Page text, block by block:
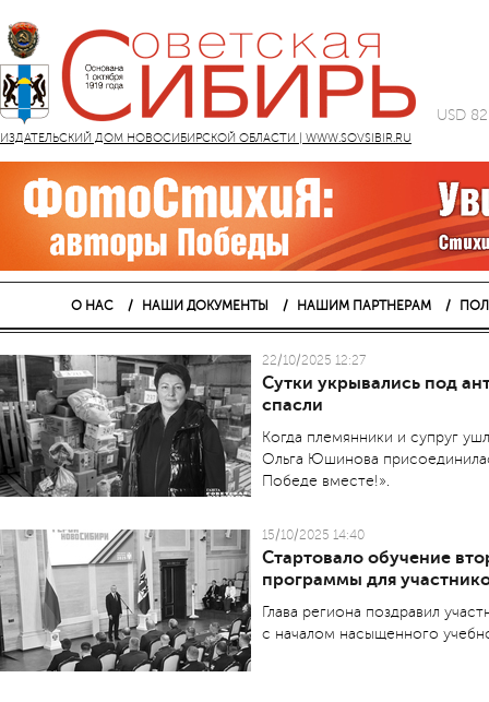
ИЗДАТЕЛЬСКИЙ ДОМ НОВОСИБИРСКОЙ ОБЛАСТИ | WWW.SOVSIBIR.RU
USD
О НАС НАШИ ДОКУМЕНТЫ НАШИМ ПАРТНЕРАМ
22/10/2025 12:27
Сутки укрывались под
спасли
Когда племянники и супруг
Ольга Юшинова
Победе вместе!».
15/10/2025 14:40
Стартовало обучение
программы для
Глава региона поздравил
с началом насыщенного